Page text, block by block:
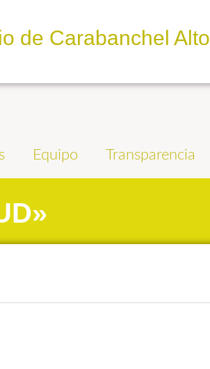
de Carabanchel Alto
Equipo Transparencia